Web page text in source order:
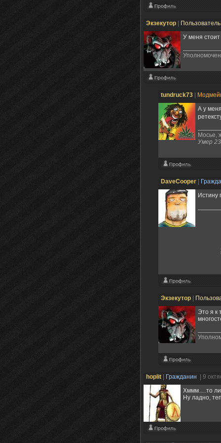
Экзекутор
У меня стоит
tundruck73
А у
Мосье,
Умер
DaveCooper
Истину
Экзекутор
Это я к
hoplit Гражданин
| 9
Хммм.....то
Ну ладно,